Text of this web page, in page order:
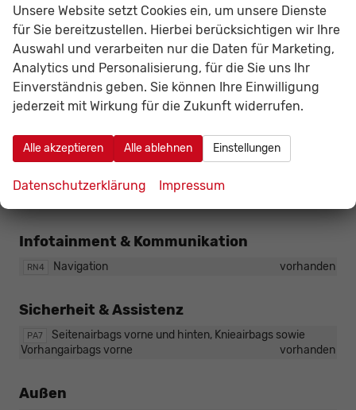
• Intelligenter Parkassistent
• Pre-Crash, vorne und hinten
• Spurhalteassistent Plus
• Stauassistent
• (nur i.V.m. EDGE Paket PB1)
vorhanden
• CUPRA HD Matrix LED Ultra inkl. Signatur- und
Zeremoniebeleuchtung
• (nur i.V.m. EDGE Paket PB1)
Infotainment & Kommunikation
RN4 Navigation vorhanden
Sicherheit & Assistenz
PA7
Seitenairbags vorne und hinten, Knieairbags sowie
Vorhangairbags vorne
vorhanden
Außen
Unsere Website setzt Cookies ein, um unsere Dienste
für Sie bereitzustellen. Hierbei berücksichtigen wir Ihre
Auswahl und verarbeiten nur die Daten für Marketing,
Analytics und Personalisierung, für die Sie uns Ihr
Einverständnis geben. Sie können Ihre Einwilligung
jederzeit mit Wirkung für die Zukunft widerrufen.
Alle akzeptieren Alle ablehnen Einstellungen
Datenschutzerklärung Impressum